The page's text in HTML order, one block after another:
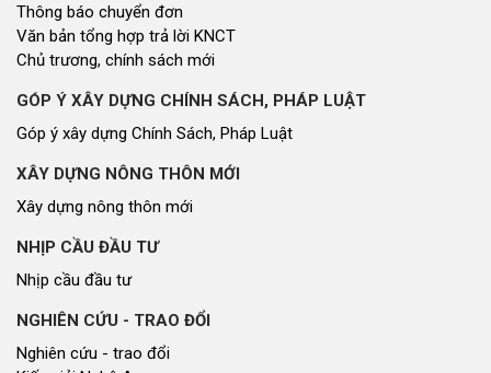
Thông báo chuyển đơn
Văn bản tổng hợp trả lời KNCT
Chủ trương, chính sách mới
GÓP Ý XÂY DỰNG CHÍNH SÁCH, PHÁP LUẬT
Góp ý xây dựng Chính Sách, Pháp Luật
XÂY DỰNG NÔNG THÔN MỚI
Xây dựng nông thôn mới
NHỊP CẦU ĐẦU TƯ
Nhịp cầu đầu tư
NGHIÊN CỨU - TRAO ĐỔI
Nghiên cứu - trao đổi